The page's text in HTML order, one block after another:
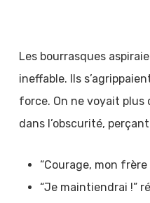
Les bourrasques
ineffable. Ils
force. On ne voyait
dans l’obscurité,
“Courage, mon
“Je maintiendrai !”